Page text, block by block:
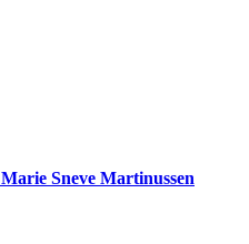
Marie Sneve Martinussen